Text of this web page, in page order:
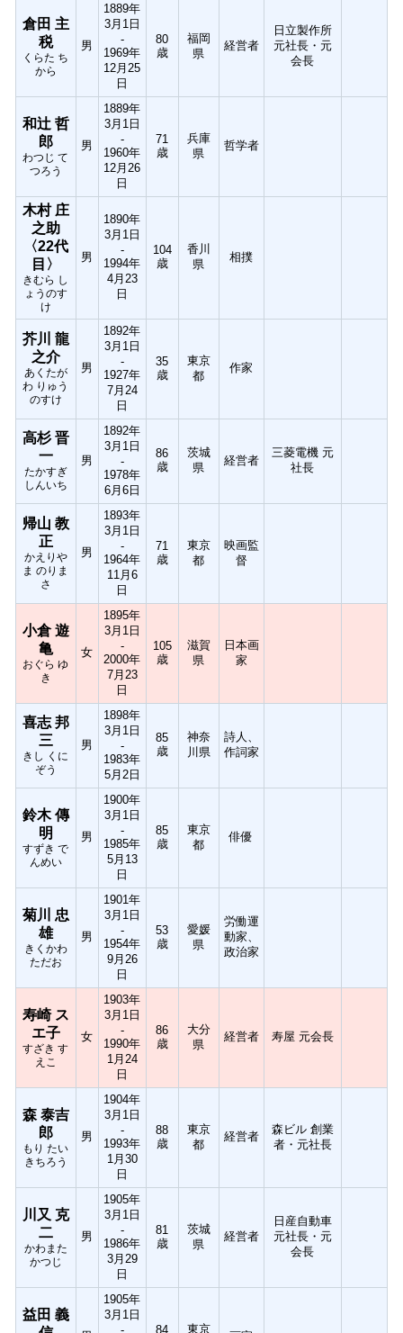
倉田 主
税
くらた ち
から
男
1889年
3月1日
-
1969年
12月25
日
80
歳
福岡
県
経営者
日立製作所
元社長・元
会長
和辻 哲
郎
わつじ て
つろう
男
1889年
3月1日
-
1960年
12月26
日
71
歳
兵庫
県
哲学者
木村 庄
之助
〈22代
目〉
きむら し
ょうのす
け
男
1890年
3月1日
-
1994年
4月23
日
104
歳
香川
県
相撲
芥川 龍
之介
あくたが
わ りゅう
のすけ
男
1892年
3月1日
-
1927年
7月24
日
35
歳
東京
都
作家
高杉 晋
一
たかすぎ
しんいち
男
1892年
3月1日
-
1978年
6月6日
86
歳
茨城
県
経営者
三菱電機 元
社長
帰山 教
正
かえりや
ま のりま
さ
男
1893年
3月1日
-
1964年
11月6
日
71
歳
東京
都
映画監
督
小倉 遊
亀
おぐら ゆ
き
女
1895年
3月1日
-
2000年
7月23
日
105
歳
滋賀
県
日本画
家
喜志 邦
三
きし くに
ぞう
男
1898年
3月1日
-
1983年
5月2日
85
歳
神奈
川県
詩人、
作詞家
鈴木 傳
明
すずき で
んめい
男
1900年
3月1日
-
1985年
5月13
日
85
歳
東京
都
俳優
菊川 忠
雄
きくかわ
ただお
男
1901年
3月1日
-
1954年
9月26
日
53
歳
愛媛
県
労働運
動家、
政治家
寿崎 ス
エ子
すざき す
えこ
女
1903年
3月1日
-
1990年
1月24
日
86
歳
大分
県
経営者 寿屋 元会長
森 泰吉
郎
もり たい
きちろう
男
1904年
3月1日
-
1993年
1月30
日
88
歳
東京
都
経営者
森ビル 創業
者・元社長
川又 克
二
かわまた
かつじ
男
1905年
3月1日
-
1986年
3月29
日
81
歳
茨城
県
経営者
日産自動車
元社長・元
会長
益田 義
1905年
3月1日
-
84 東京